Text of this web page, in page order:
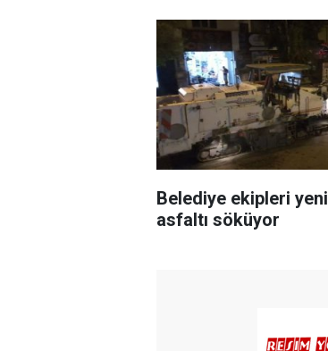
Belediye ekipleri
asfaltı söküyor